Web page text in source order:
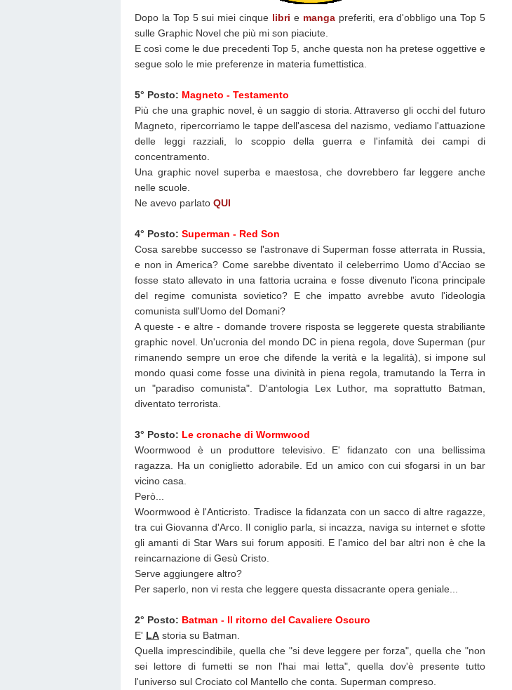
Dopo la Top 5 sui miei cinque libri e mangapreferiti, era d'obbligo una Top 5
sulle Graphic Novel che più mi son piaciute.
E così come le due precedenti Top 5, anche questa non ha pretese oggettive e
segue solo le mie preferenze in materia fumettistica.
5° Posto: Magneto - Testamento
Più che una graphic novel, è un saggio di storia. Attraverso gli occhi del futuro
Magneto, ripercorriamo le tappe dell'ascesa del nazismo, vediamo l'attuazione
delle leggi razziali, lo scoppio della guerra e l'infamità dei campi di
concentramento.
Una graphic novel superba e maestosa, che dovrebbero far leggere anche
nelle scuole.
Ne avevo parlato QUI
4° Posto: Superman - Red Son
Cosa sarebbe successo se l'astronave di Superman fosse atterrata in Russia,
e non in America? Come sarebbe diventato il celeberrimo Uomo d'Acciao se
fosse stato allevato in una fattoria ucraina e fosse divenuto l'icona principale
del regime comunista sovietico? E che impatto avrebbe avuto l'ideologia
comunista sull'Uomo del Domani?
A queste - e altre - domande trovere risposta se leggerete questa strabiliante
graphic novel. Un'ucronia del mondo DC in piena regola, dove Superman (pur
rimanendo sempre un eroe che difende la verità e la legalità), si impone sul
mondo quasi come fosse una divinità in piena regola, tramutando la Terra in
un "paradiso comunista". D'antologia Lex Luthor, ma soprattutto Batman,
diventato terrorista.
3° Posto: Le cronache di Wormwood
Woormwood è un produttore televisivo. E' fidanzato con una bellissima
ragazza. Ha un coniglietto adorabile. Ed un amico con cui sfogarsi in un bar
vicino casa.
Però...
Woormwood è l'Anticristo. Tradisce la fidanzata con un sacco di altre ragazze,
tra cui Giovanna d'Arco. Il coniglio parla, si incazza, naviga su internet e sfotte
gli amanti di Star Wars sui forum appositi. E l'amico del bar altri non è che la
reincarnazione di Gesù Cristo.
Serve aggiungere altro?
Per saperlo, non vi resta che leggere questa dissacrante opera geniale...
2° Posto: Batman - Il ritorno del Cavaliere Oscuro
E' LA storia su Batman.
Quella imprescindibile, quella che "si deve leggere per forza", quella che "non
sei lettore di fumetti se non l'hai mai letta", quella dov'è presente tutto
l'universo sul Crociato col Mantello che conta. Superman compreso.